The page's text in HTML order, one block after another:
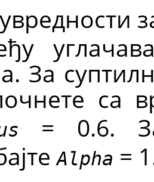
За
са
= 0.6.
Alpha =